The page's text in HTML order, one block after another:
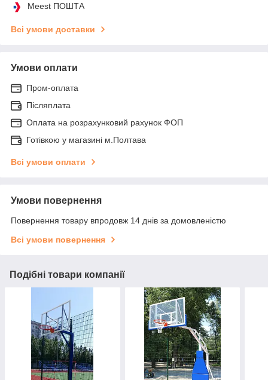
Meest ПОШТА
Всі умови доставки
Умови оплати
Пром-оплата
Післяплата
Оплата на розрахунковий рахунок ФОП
Готівкою у магазині м.Полтава
Всі умови оплати
Умови повернення
Повернення товару впродовж 14 днів за домовленістю
Всі умови повернення
Подібні товари компанії